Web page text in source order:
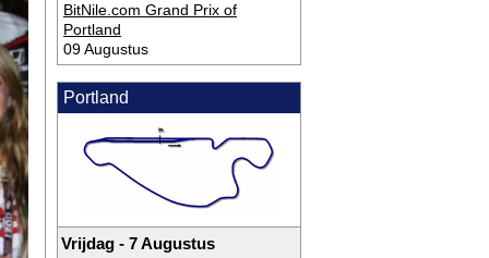
BitNile.com Grand Prix of
Portland
09 Augustus
Portland
Vrijdag - 7 Augustus